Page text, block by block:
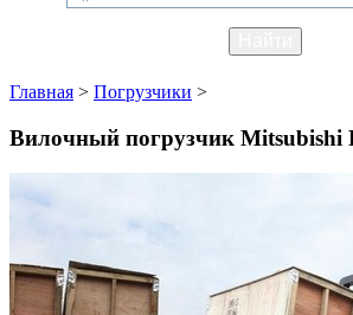
Главная > Погрузчики >
Вилочный погрузчик Mitsubishi